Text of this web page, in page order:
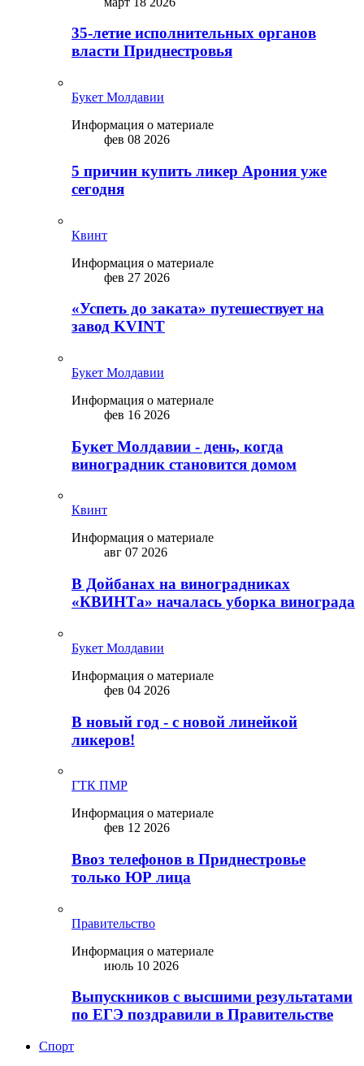
35-летие исполнительных органов
власти Приднестровья
Букет Молдавии
Информация о материале
фев 08 2026
5 причин купить ликep Арония уже
сегодня
Квинт
Информация о материале
фев 27 2026
«Успеть до заката» путешествует на
завод KVINT
Букет Молдавии
Информация о материале
фев 16 2026
Букет Молдавии - день, когда
виноградник становится домом
Квинт
Информация о материале
авг 07 2026
В Дойбанах на виноградниках
«КВИНТа» началась уборка винограда
Букет Молдавии
Информация о материале
фев 04 2026
В новый год - с новой линейкой
ликepoв!
ГТК ПМР
Информация о материале
фев 12 2026
Ввоз телефонов в Приднестровье
только ЮР лица
Правительство
Информация о материале
июль 10 2026
Выпускников с высшими результатами
по ЕГЭ поздравили в Правительстве
Спорт